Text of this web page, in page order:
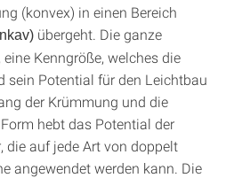
(konvex) in einen Bereich
übergeht. Die ganze
Kenngröße, welches die
sein Potential für den Leichtbau
der Krümmung und die
hebt das Potential der
die auf jede Art von doppelt
angewendet werden kann. Die